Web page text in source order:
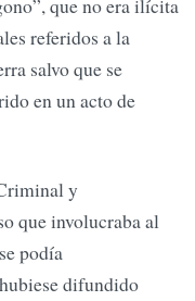
que no era ilícita
referidos a la
salvo que se
en un acto de
y
que involucraba al
podía
difundido